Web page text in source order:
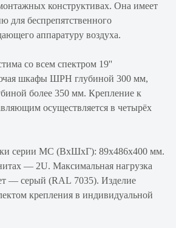
конструктивах. Она имеет
для беспрепятственного
аппаратуру воздуха.
со всем спектром 19''
шкафы ШРН глубиной 300 мм,
более 350 мм. Крепление к
осуществляется в четырёх
серии МС (ВхШхГ): 89х486х400 мм.
— 2U. Максимальная нагрузка
— серый (RAL 7035). Изделие
крепления в индивидуальной